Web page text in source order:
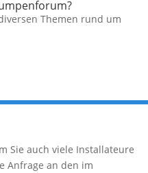
Themen rund um
Sie auch viele Installateure
Anfrage an den im